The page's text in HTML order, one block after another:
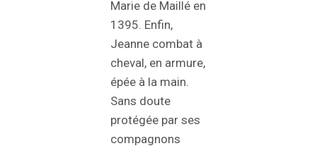
Marie de Maillé en
1395. Enfin,
Jeanne combat à
cheval, en armure,
épée à la main.
Sans doute
protégée par ses
compagnons